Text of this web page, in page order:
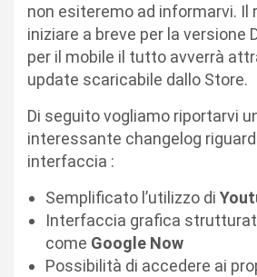
non esiteremo ad informarvi. Il
iniziare a breve per la versione
per il mobile il tutto avverrà
update scaricabile dallo Store.
Di seguito vogliamo riportarvi
interessante changelog
interfaccia :
Semplificato l’utilizzo di
Interfaccia grafica
come Google Now
Possibilità di accedere ai